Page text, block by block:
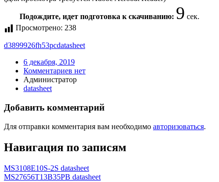
Подождите, идет подготовка к скачиванию: 8 сек.
Просмотрено: 238
d3899926fh53pcdatasheet
6 декабря, 2019
Комментариев нет
Администратор
datasheet
Добавить комментарий
Для отправки комментария вам необходимо авторизоваться.
Навигация по записям
MS3108E10S-2S datasheet
MS27656T13B35PB datasheet